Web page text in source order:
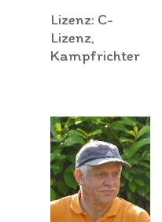
Lizenz: C-
Lizenz,
Kampfrichter